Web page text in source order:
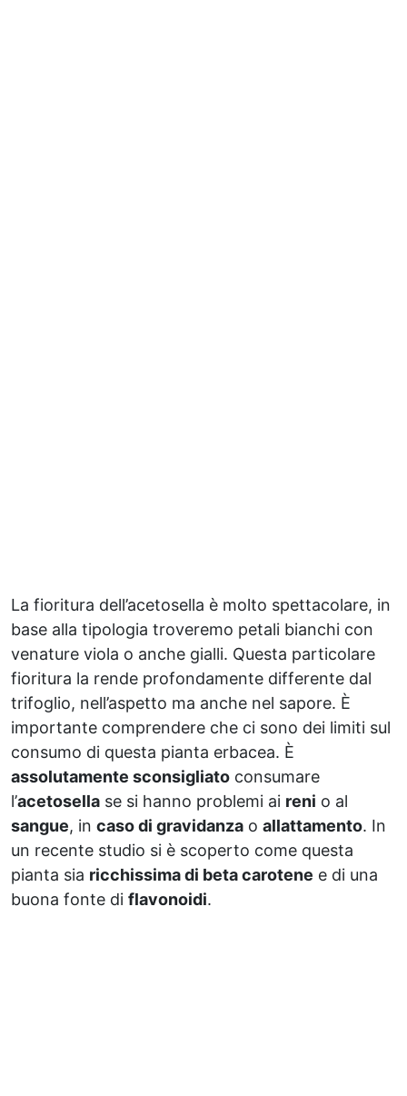
La fioritura dell’acetosella è molto spettacolare, in
base alla tipologia troveremo petali bianchi con
venature viola o anche gialli. Questa particolare
fioritura la rende profondamente differente dal
trifoglio, nell’aspetto ma anche nel sapore. È
importante comprendere che ci sono dei limiti sul
consumo di questa pianta erbacea. È
assolutamente sconsigliato consumare
l’acetosella se si hanno problemi ai reni o al
sangue, in caso di gravidanza o allattamento. In
un recente studio si è scoperto come questa
pianta sia ricchissima di beta carotene e di una
buona fonte di flavonoidi.